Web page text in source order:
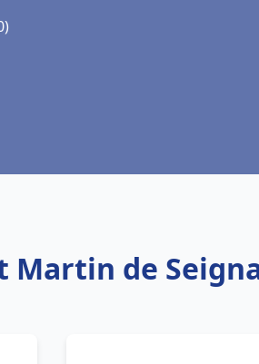
Martin de